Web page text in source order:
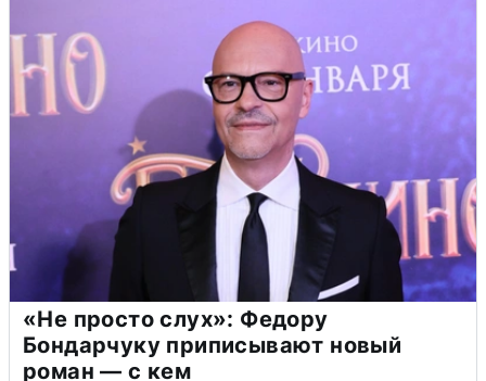
«Не просто слух»: Федору
Бондарчуку приписывают новый
роман — с кем